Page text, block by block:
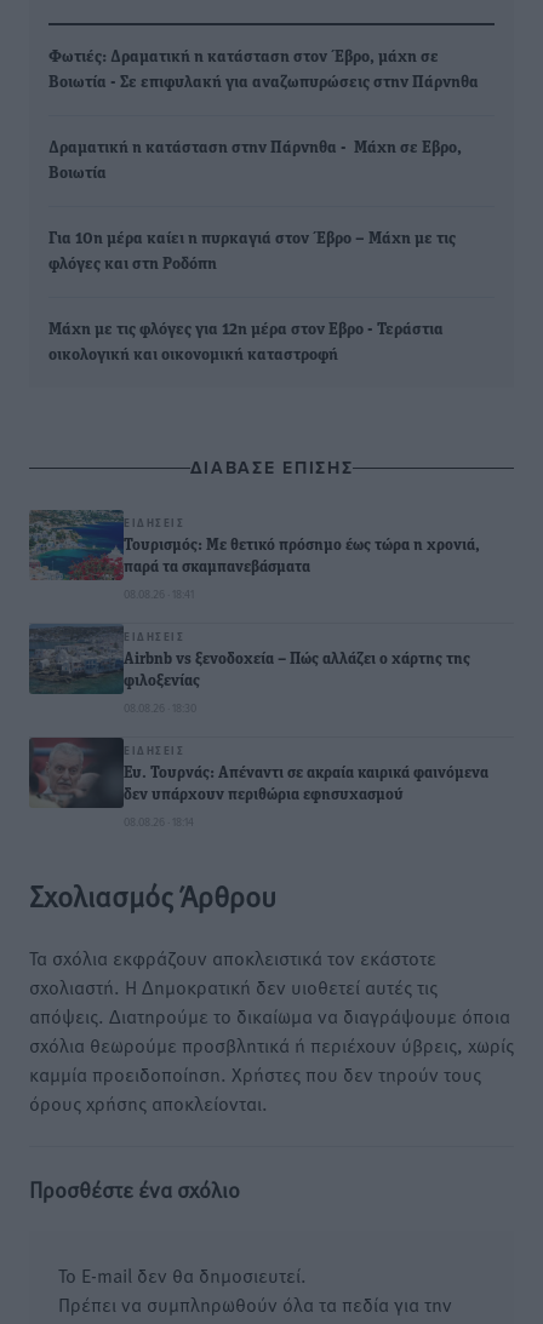
Φωτιές: Δραματική η κατάσταση στον Έβρο, μάχη σε
Βοιωτία - Σε επιφυλακή για αναζωπυρώσεις στην Πάρνηθα
Δραματική η κατάσταση στην Πάρνηθα - Μάχη σε Εβρο,
Βοιωτία
Για 10η μέρα καίει η πυρκαγιά στον Έβρο – Μάχη με τις
φλόγες και στη Ροδόπη
Μάχη με τις φλόγες για 12η μέρα στον Εβρο - Τεράστια
οικολογική και οικονομική καταστροφή
ΔΙΑΒΑΣΕ ΕΠΙΣΗΣ
ΕΙΔΉΣΕΙΣ
Τουρισμός: Με θετικό πρόσημο έως τώρα η χρονιά,
παρά τα σκαμπανεβάσματα
08.08.26 · 18:41
ΕΙΔΉΣΕΙΣ
Airbnb vs ξενοδοχεία – Πώς αλλάζει ο χάρτης της
φιλοξενίας
08.08.26 · 18:30
ΕΙΔΉΣΕΙΣ
Ευ. Τουρνάς: Απέναντι σε ακραία καιρικά φαινόμενα
δεν υπάρχουν περιθώρια εφησυχασμού
08.08.26 · 18:14
Σχολιασμός Άρθρου
Τα σχόλια εκφράζουν αποκλειστικά τον εκάστοτε
σχολιαστή. Η Δημοκρατική δεν υιοθετεί αυτές τις
απόψεις. Διατηρούμε το δικαίωμα να διαγράψουμε όποια
σχόλια θεωρούμε προσβλητικά ή περιέχουν ύβρεις, χωρίς
καμμία προειδοποίηση. Χρήστες που δεν τηρούν τους
όρους χρήσης αποκλείονται.
Προσθέστε ένα σχόλιο
Το E-mail δεν θα δημοσιευτεί.
Πρέπει να συμπληρωθούν όλα τα πεδία για την